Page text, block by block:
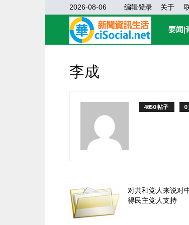
2026-08-06 编辑登录 关于
要闻|
李成
4850 帖子 0
对共和党人来说对
得民主党人支持